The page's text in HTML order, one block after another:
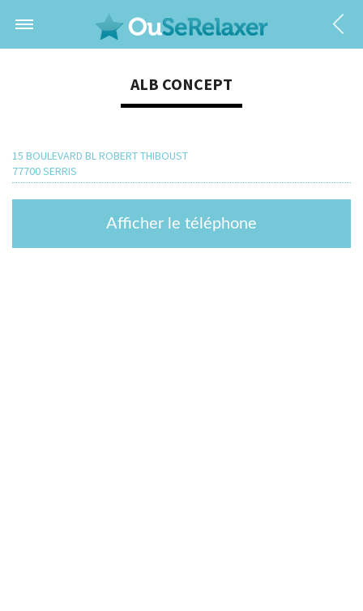
ALB CONCEPT
15 BOULEVARD BL ROBERT THIBOUST
77700 SERRIS
Afficher le téléphone